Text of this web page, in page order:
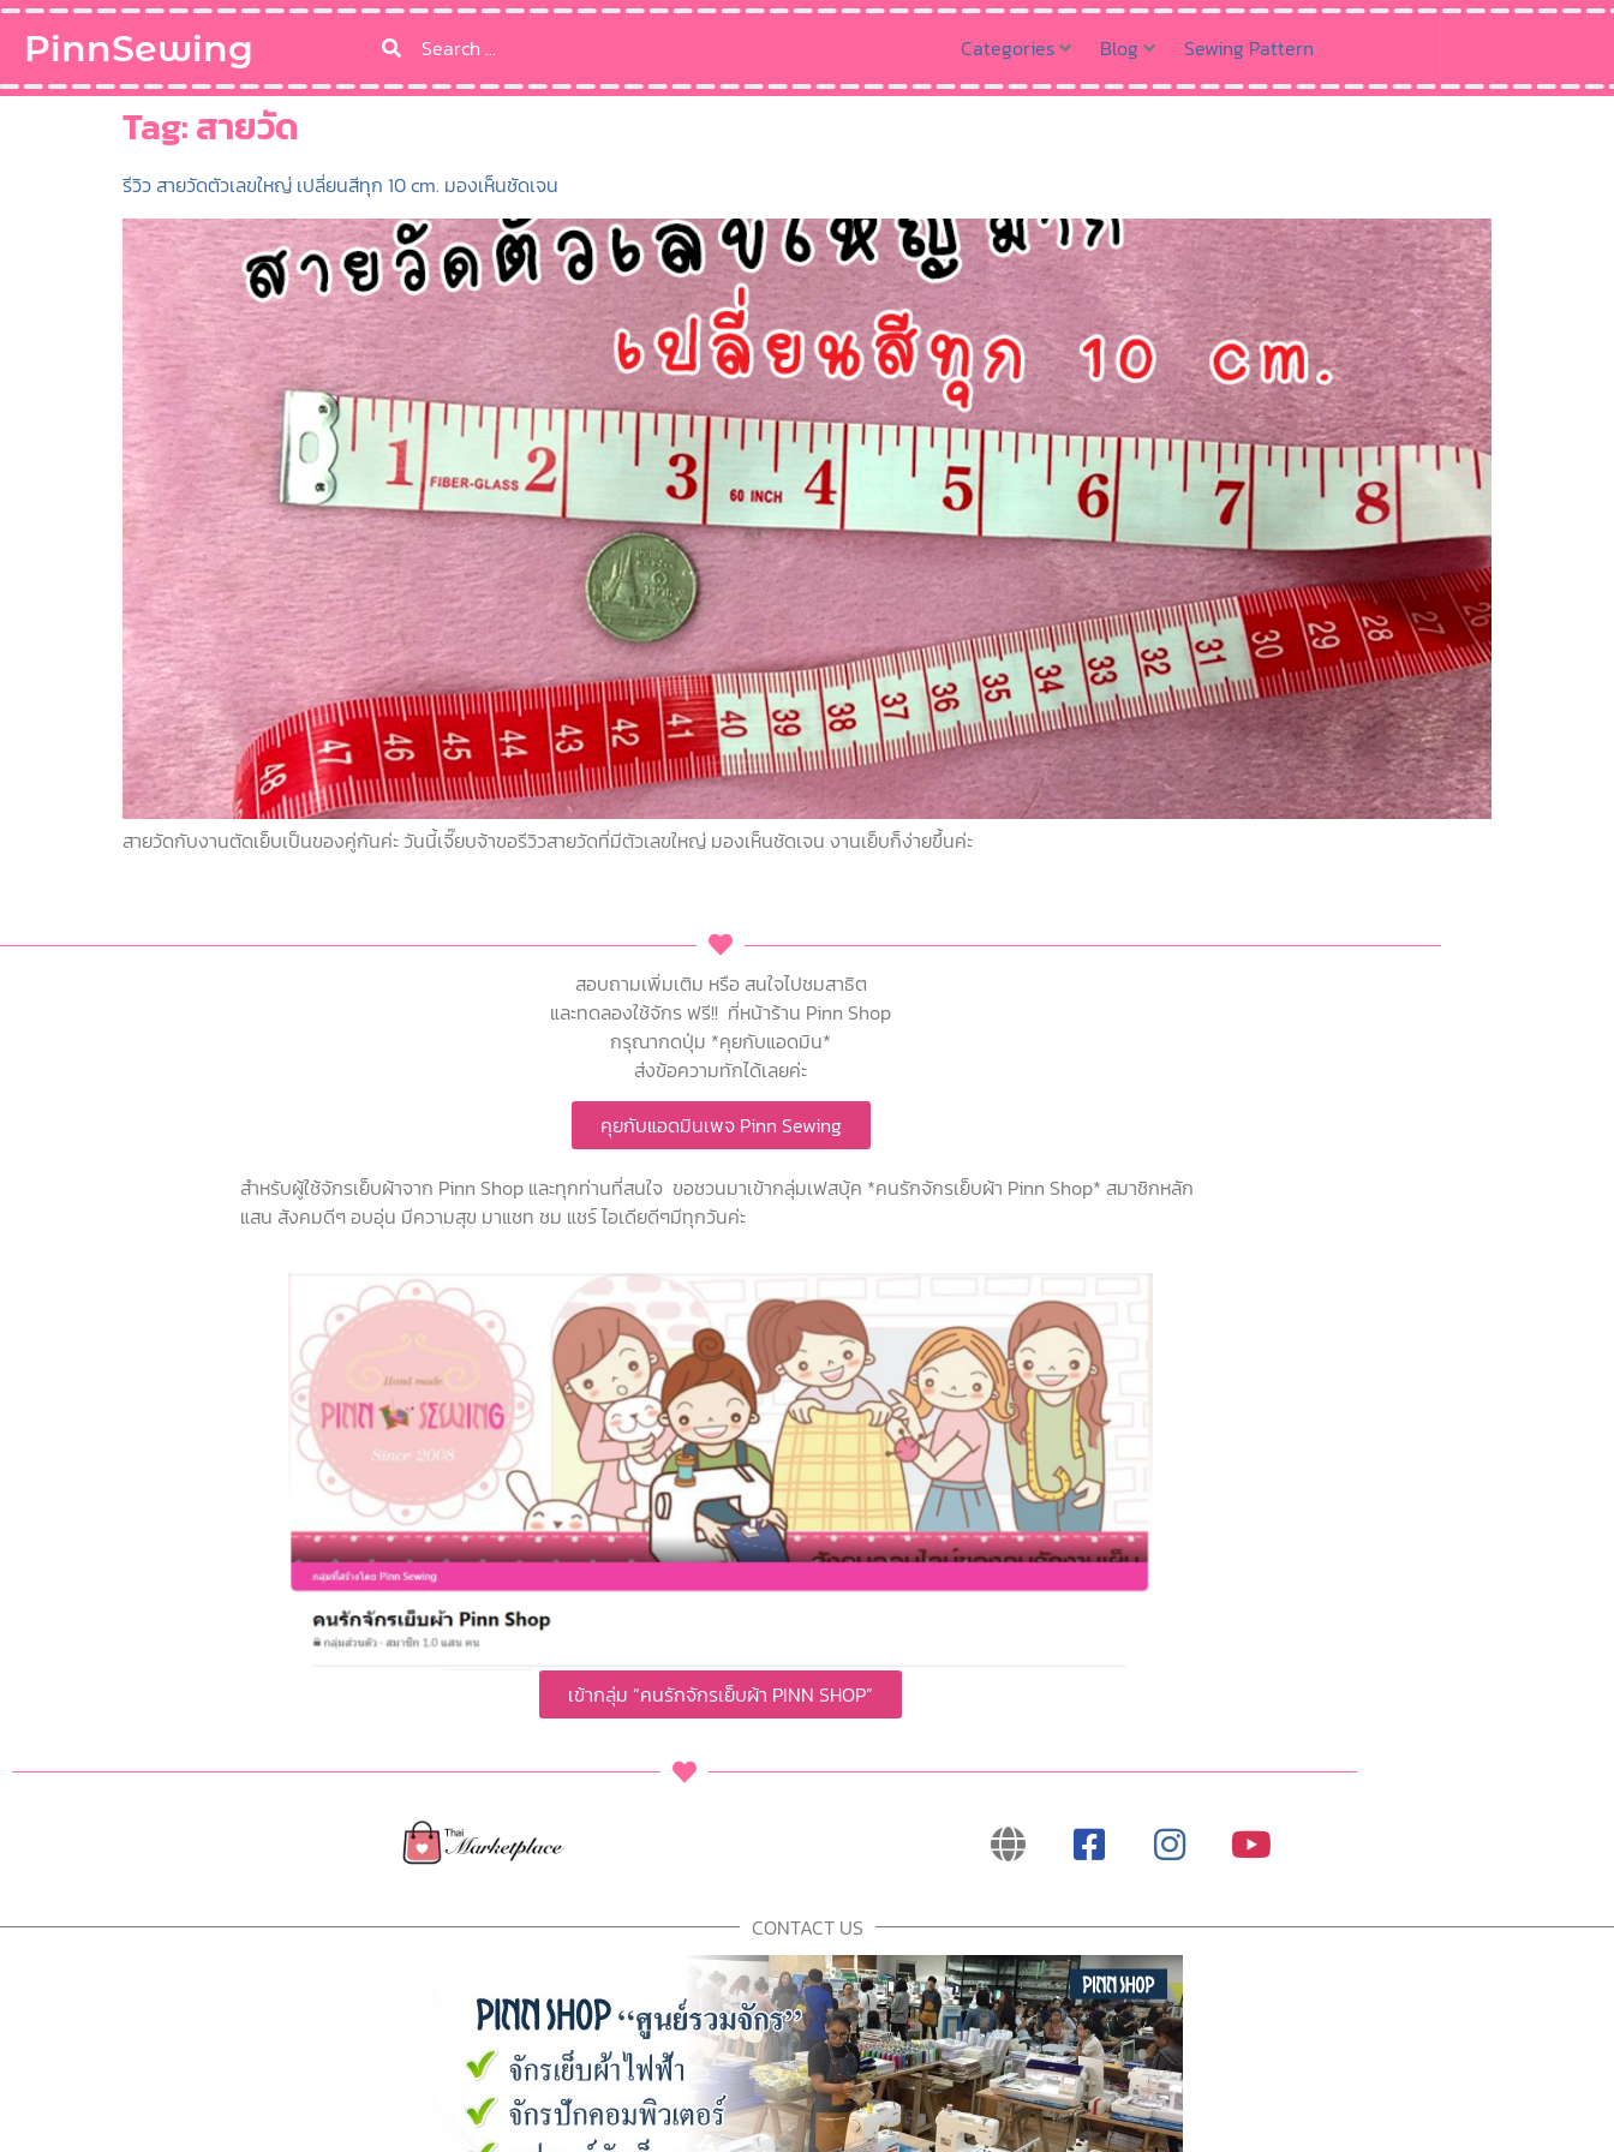
PinnSewing Categories Blog Sewing Pattern
Tag:สายวัด
รีวิว สายวัดตัวเลขใหญ่ เปลี่ยนสีทุก 10 cm. มองเห็นชัดเจน
สายวัดกับงานตัดเย็บเป็นของคู่กันค่ะ วันนี้เจี๊ยบจ้าขอรีวิวสายวัดที่มีตัวเลขใหญ่ มองเห็นชัดเจน งานเย็บก็ง่ายขึ้นค่ะ
สอบถามเพิ่มเติม หรือ สนใจไปชมสาธิต
และทดลองใช้จักร ฟรี!! ที่หน้าร้าน Pinn Shop
กรุณากดปุ่ม *คุยกับแอดมิน*
ส่งข้อความทักได้เลยค่ะ
คุยกับแอดมินเพจ Pinn Sewing
สำหรับผู้ใช้จักรเย็บผ้าจาก Pinn Shop และทุกท่านที่สนใจ ขอชวนมาเข้ากลุ่มเฟสบุ้ค *คนรักจักรเย็บผ้า Pinn Shop* สมาชิกหลัก
แสน สังคมดีๆ อบอุ่น มีความสุข มาแชท ชม แชร์ ไอเดียดีๆมีทุกวันค่ะ
เข้ากลุ่ม “คนรักจักรเย็บผ้า PINN SHOP”
CONTACT US